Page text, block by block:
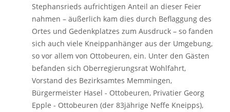
Stephansrieds aufrichtigen Anteil an dieser Feier
nahmen – äußerlich kam dies durch Beflaggung des
Ortes und Gedenkplatzes zum Ausdruck – so fanden
sich auch viele Kneippanhänger aus der Umgebung,
so vor allem von Ottobeuren, ein. Unter den Gästen
befanden sich Oberregierungsrat Wohlfahrt,
Vorstand des Bezirksamtes Memmingen,
Bürgermeister Hasel - Ottobeuren, Privatier Georg
Epple - Ottobeuren (der 83jährige Neffe Kneipps),